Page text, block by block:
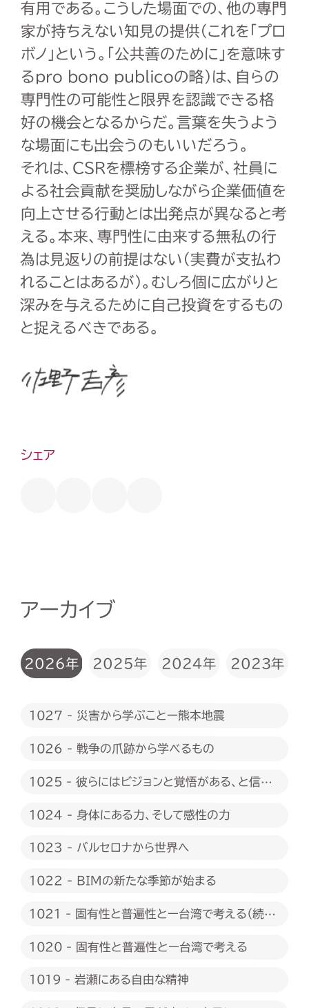
有用である。こうした場面での、他の専門
家が持ちえない知見の提供（これを「プロ
ボノ」という。「公共善のために」を意味す
るpro bono publicoの略）は、自らの
専門性の可能性と限界を認識できる格
好の機会となるからだ。言葉を失うよう
な場面にも出会うのもいいだろう。
それは、CSRを標榜する企業が、社員に
よる社会貢献を奨励しながら企業価値を
向上させる行動とは出発点が異なると考
える。本来、専門性に由来する無私の行
為は見返りの前提はない（実費が支払わ
れることはあるが）。むしろ個に広がりと
深みを与えるために自己投資をするもの
と捉えるべきである。
シェア
アーカイブ
2026年 2025年 2024年 2023年
1027 - 災害から学ぶことー熊本地震
1026 - 戦争の爪跡から学べるもの
1025 - 彼らにはビジョンと覚悟がある、と信じ
1024 - 身体にある力、そして感性の力
1023 - バルセロナから世界へ
1022 - BIMの新たな季節が始まる
1021 - 固有性と普遍性とー台湾で考える（続
1020 - 固有性と普遍性とー台湾で考える
1019 - 岩瀬にある自由な精神